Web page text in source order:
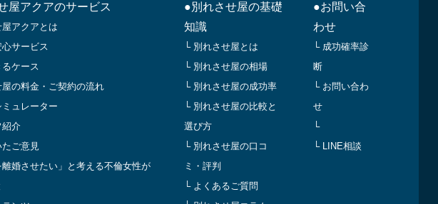
屋アクアのサービス
屋アクアとは
サービス
るケース
屋の料金・ご契約の流れ
ミュレーター
紹介
たご意見
離婚させたい」と考える不倫女性が
●別れさせ屋の基礎
知識
└ 別れさせ屋とは
└ 別れさせ屋の相場
└ 別れさせ屋の成功率
└ 別れさせ屋の比較と
選び方
└ 別れさせ屋の口コ
ミ・評判
└ よくあるご質問
●お問い合
わせ
└ 成功確率診
断
└ お問い合わ
せ
└
└ LINE相談